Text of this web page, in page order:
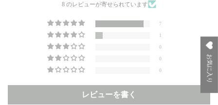
8 のレビューが寄せられています
7
1
0
0
0
レビューを書く
お気に入り